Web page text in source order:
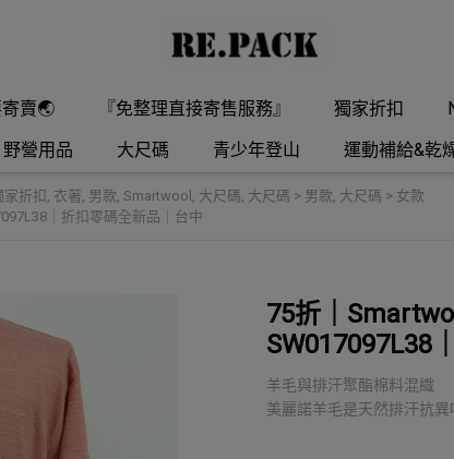
賣🌏 『免整理直接寄售服務』 獨家折扣
野營用品
大尺碼 青少年登山 運動補給&乾
家折扣, 衣著, 男款, Smartwool, 大尺碼, 大尺碼 > 男款, 大尺碼 > 女款
｜折扣零碼全新品｜台中
75折｜
SW017097L38
羊毛與排汗聚酯棉料混織
美麗諾羊毛是天然排汗抗異